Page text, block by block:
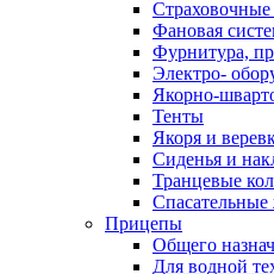
Фановая
Фурнитура,
Электро-
Якорно-
Тенты
Якоря и
Сиденья и
Транцевые
Прицепы
Общего
Для водной